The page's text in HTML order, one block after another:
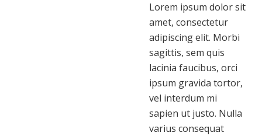
Lorem ipsum dolor sit
amet, consectetur
adipiscing elit. Morbi
sagittis, sem quis
lacinia faucibus, orci
ipsum gravida tortor,
vel interdum mi
sapien ut justo. Nulla
varius consequat